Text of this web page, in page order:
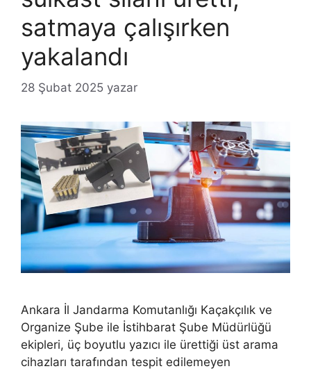
satmaya çalışırken
yakalandı
28 Şubat 2025 yazar
Ankara İl Jandarma Komutanlığı Kaçakçılık ve
Organize Şube ile İstihbarat Şube Müdürlüğü
ekipleri, üç boyutlu yazıcı ile ürettiği üst arama
cihazları tarafından tespit edilemeyen